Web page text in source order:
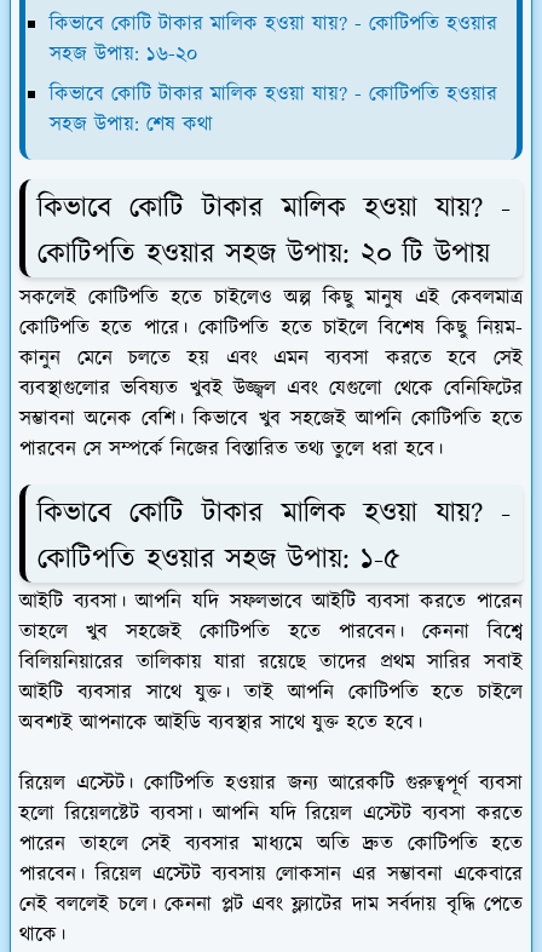
কিভাবে কোটি টাকার মালিক হওয়া যায়? - কোটিপতি হওয়ার
সহজ উপায়: ১৬-২০
কিভাবে কোটি টাকার মালিক হওয়া যায়? - কোটিপতি হওয়ার
সহজ উপায়: শেষ কথা
কিভাবে কোটি টাকার মালিক হওয়া যায়? -
কোটিপতি হওয়ার সহজ উপায়: ২০ টি উপায়
সকলেই কোটিপতি হতে চাইলেও অল্প কিছু মানুষ এই কেবলমাত্র
কোটিপতি হতে পারে। কোটিপতি হতে চাইলে বিশেষ কিছু নিয়ম-
কানুন মেনে চলতে হয় এবং এমন ব্যবসা করতে হবে সেই
ব্যবস্থাগুলোর ভবিষ্যত খুবই উজ্জ্বল এবং যেগুলো থেকে বেনিফিটের
সম্ভাবনা অনেক বেশি। কিভাবে খুব সহজেই আপনি কোটিপতি হতে
পারবেন সে সম্পর্কে নিজের বিস্তারিত তথ্য তুলে ধরা হবে।
কিভাবে কোটি টাকার মালিক হওয়া যায়? -
কোটিপতি হওয়ার সহজ উপায়: ১-৫
আইটি ব্যবসা।আপনি যদি সফলভাবে আইটি ব্যবসা করতে পারেন
তাহলে খুব সহজেই কোটিপতি হতে পারবেন। কেননা বিশ্বে
বিলিয়নিয়ারের তালিকায় যারা রয়েছে তাদের প্রথম সারির সবাই
আইটি ব্যবসার সাথে যুক্ত। তাই আপনি কোটিপতি হতে চাইলে
অবশ্যই আপনাকে আইডি ব্যবস্থার সাথে যুক্ত হতে হবে।
রিয়েল এস্টেট। কোটিপতি হওয়ার জন্য আরেকটি গুরুত্বপূর্ণ ব্যবসা
হলো রিয়েলষ্টেট ব্যবসা। আপনি যদি রিয়েল এস্টেট ব্যবসা করতে
পারেন তাহলে সেই ব্যবসার মাধ্যমে অতি দ্রুত কোটিপতি হতে
পারবেন। রিয়েল এস্টেট ব্যবসায় লোকসান এর সম্ভাবনা একেবারে
নেই বললেই চলে। কেননা প্লট এবং ফ্ল্যাটের দাম সর্বদায় বৃদ্ধি পেতে
থাকে।